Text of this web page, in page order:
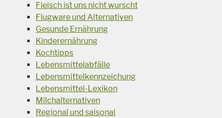
Fleisch ist uns nicht wurscht
Flugware und Alternativen
Gesunde Ernährung
Kinderernährung
Kochtipps
Lebensmittelabfälle
Lebensmittelkennzeichung
Lebensmittel-Lexikon
Milchalternativen
Regional und saisonal